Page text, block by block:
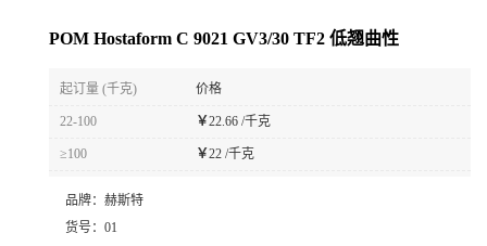
POM Hostaform C 9021 GV3/30 TF2 低翘曲性
起订量 (千克) 价格
22-100 ￥22.66 /千克
≥100 ￥22 /千克
品牌： 赫斯特
货号： 01